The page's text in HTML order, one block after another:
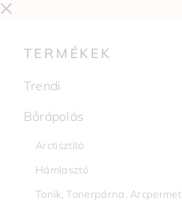
TERMÉKEK
Trendi
Bőrápolás
Arctisztító
Hámlasztó
Tonik, Tonerpárna, Arcpermet